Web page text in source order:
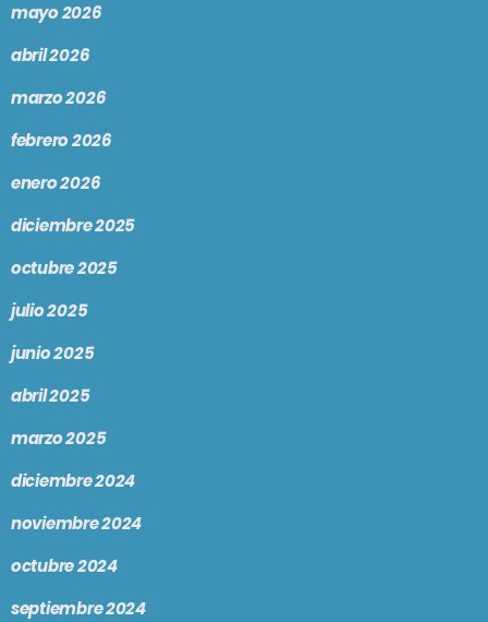
mayo 2026
abril 2026
marzo 2026
febrero 2026
enero 2026
diciembre 2025
octubre 2025
julio 2025
junio 2025
abril 2025
marzo 2025
diciembre 2024
noviembre 2024
octubre 2024
septiembre 2024